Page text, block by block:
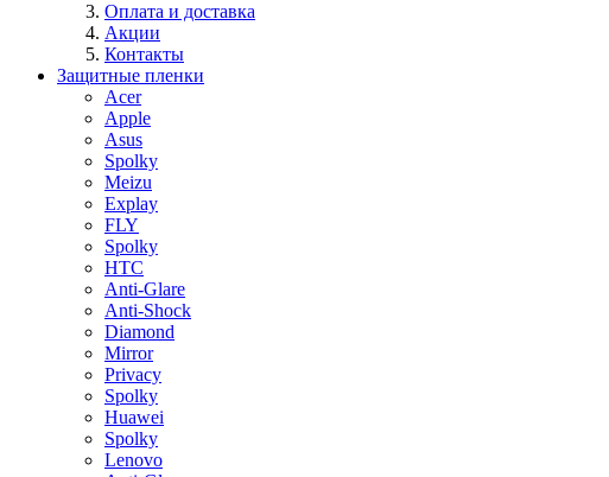
Оплата и доставка
Акции
Контакты
Защитные пленки
Acer
Apple
Asus
Spolky
Meizu
Explay
FLY
Spolky
HTC
Anti-Glare
Anti-Shock
Diamond
Mirror
Privacy
Spolky
Huawei
Spolky
Lenovo